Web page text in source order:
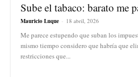
Sube el tabaco: barato me
Mauricio Luque - 18 abril, 2026
Me parece estupendo que suban los
mismo tiempo considero que habría que
restricciones que...